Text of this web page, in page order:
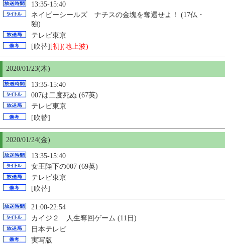
13:35-15:40
ネイビーシールズ ナチスの金塊を奪還せよ！ (17仏・
独)
テレビ東京
[吹替] [初](地上波)
2020/01/23(木)
13:35-15:40
007は二度死ぬ (67英)
テレビ東京
[吹替]
2020/01/24(金)
13:35-15:40
女王陛下の007 (69英)
テレビ東京
[吹替]
21:00-22:54
カイジ２ 人生奪回ゲーム (11日)
日本テレビ
実写版